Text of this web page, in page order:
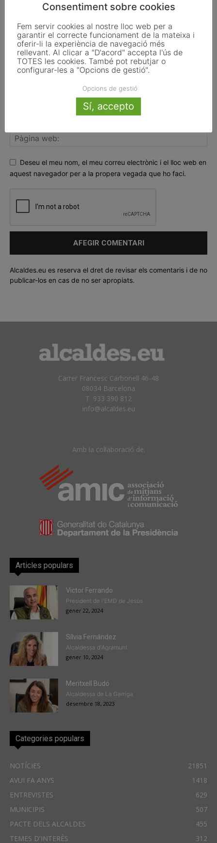
Deseu el meu nom, el meu correu electrònic i el lloc web en
aquest navegador per a la propera vegada que ho faci.
Alcaldes.eu es reserva el dret de revisar els comentaris i de no
publicar-los en cas de no ser apropiats.
Carrer Francesc Carbonell 46-48
08034 Barcelona
T. 933 390 812
info@alcaldes.eu
Amb la col·laboració de:
Articles populars
Victor Ferrando
President de l'EMD de Jesús
gener 22, 2024
Sílvia Fernández
Alcaldessa d'Agramunt
gener 10, 2024
Meritxell Budó
Alcaldessa de La Garriga
desembre 18, 2023
Categories populars
NOTÍCIES
21851
AVUI FA ANYS
1418
ENTREVISTES
629
MUNICIPIS
507
PACTE DELS ALCALDES
455
TEMES D'INTERÈS
312
Consentiment sobre cookies
Fem servir cookies al nostre lloc web per a
garantir el correcte funcionament de la mateixa i
oferir-li la experiència de navegació més
rellevant. Al clicar a "D'acord" accepta l'ús de
TOTES les cookies. També pot rebutjar o
configurar-les a "Opcions de gestió".
Opcions de gestió
Sí, accepto